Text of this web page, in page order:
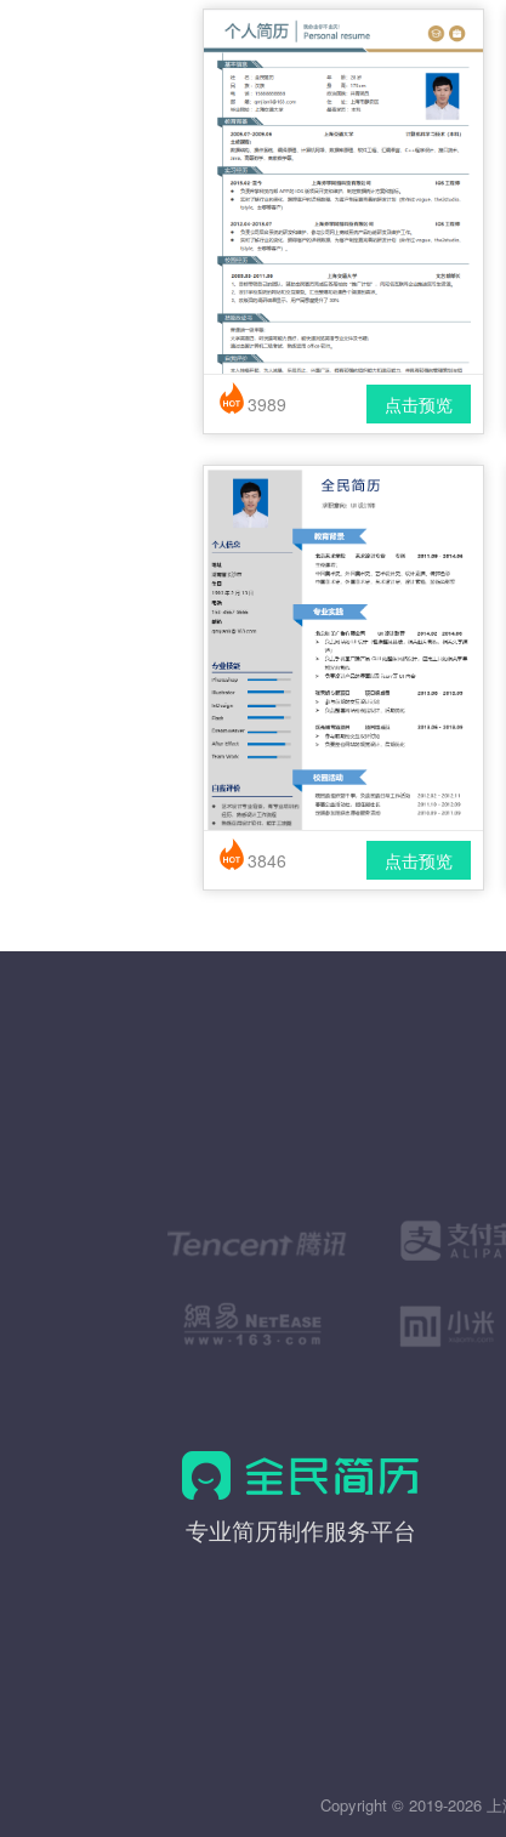
简历风格： 时尚 / 简洁 / 应届生
点击预览
3989
简历风格： 时尚 / 简洁 / 应届生
点击预览
3846
全
专业简历制作服务平台
Copyright © 2019-2026